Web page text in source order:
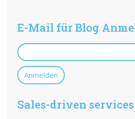
E-Mail für Blog
Sales-driven services